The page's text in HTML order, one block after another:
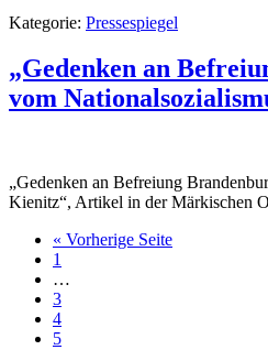
Kategorie: Pressespiegel
„Gedenken an
vom
„Gedenken an Befreiung
Kienitz“, Artikel in der Märkischen
« Vorherige Seite
1
…
3
4
5